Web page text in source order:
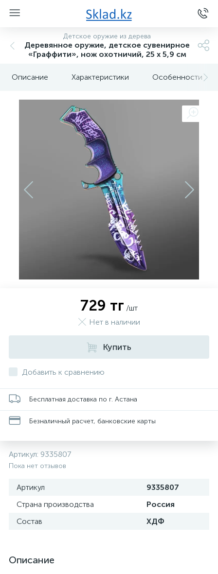
Детское оружие из дерева
Деревянное оружие, детское сувенирное
«Граффити», нож охотничий, 25 х 5,9 см
Описание Характеристики Особенности
729 тг /шт
Нет в наличии
Купить
Добавить к сравнению
Бесплатная доставка по г. Астана
Безналичный расчет, банковские карты
Артикул: 9335807
Пока нет отзывов
Артикул
9335807
Страна производства
Россия
Состав
ХДФ
Описание